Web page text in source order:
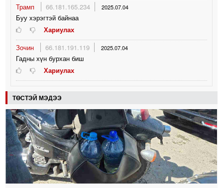
Трамп
66.181.165.234 2025.07.04
Буу хэрэгтэй байнаа
Хариулах
Зочин
66.181.191.119 2025.07.04
Гадны хүн бурхан биш
Хариулах
ТӨСТЭЙ МЭДЭЭ